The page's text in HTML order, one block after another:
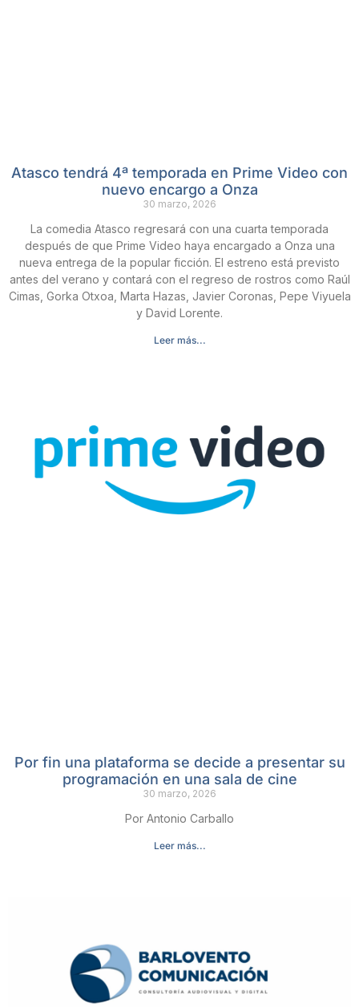
Atasco tendrá 4ª temporada en Prime Video con
nuevo encargo a Onza
30 marzo, 2026
La comedia Atasco regresará con una cuarta temporada
después de que Prime Video haya encargado a Onza una
nueva entrega de la popular ficción. El estreno está previsto
antes del verano y contará con el regreso de rostros como Raúl
Cimas, Gorka Otxoa, Marta Hazas, Javier Coronas, Pepe Viyuela
y David Lorente.
Leer más...
Por fin una plataforma se decide a presentar su
programación en una sala de cine
30 marzo, 2026
Por Antonio Carballo
Leer más...